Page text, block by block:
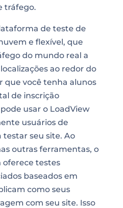
tráfego.
de teste de
e flexível, que
do mundo real a
ao redor do
que você tenha alunos
de inscrição
usar o LoadView
usuários de
testar seu site. Ao
outras ferramentas, o
testes
baseados em
como seus
com seu site. Isso